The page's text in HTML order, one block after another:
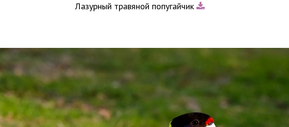
Лазурный травяной попугайчик